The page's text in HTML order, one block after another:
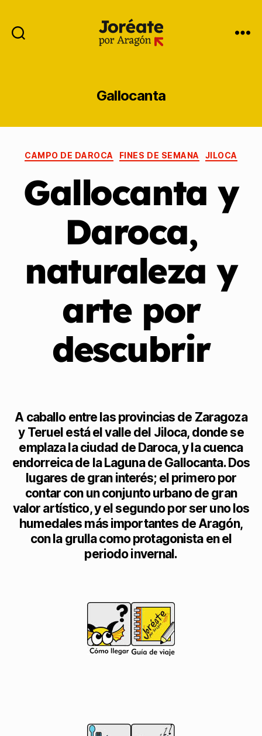
Gallocanta
CAMPO DE DAROCA FINES DE SEMANA JILOCA
Gallocanta y
Daroca,
naturaleza y
arte por
descubrir
A caballo entre las provincias de Zaragoza
y Teruel está el valle del Jiloca, donde se
emplaza la ciudad de Daroca, y la cuenca
endorreica de la Laguna de Gallocanta. Dos
lugares de gran interés; el primero por
contar con un conjunto urbano de gran
valor artístico, y el segundo por ser uno los
humedales más importantes de Aragón,
con la grulla como protagonista en el
periodo invernal.